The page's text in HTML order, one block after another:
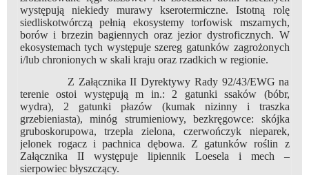
występują niekiedy murawy kserotermiczne. Istotną rolę
siedliskotwórczą pełnią ekosystemy torfowisk mszarnych,
borów i brzezin bagiennych oraz jezior dystroficznych. W
ekosystemach tych występuje szereg gatunków zagrożonych
i/lub chronionych w skali kraju oraz rzadkich w regionie.
Z Załącznika II Dyrektywy Rady 92/43/EWG na
terenie ostoi występują m in.: 2 gatunki ssaków (bóbr,
wydra), 2 gatunki płazów (kumak nizinny i traszka
grzebieniasta), minóg strumieniowy, bezkręgowce: skójka
gruboskorupowa, trzepla zielona, czerwończyk nieparek,
jelonek rogacz i pachnica dębowa. Z gatunków roślin z
Załącznika II występuje lipiennik Loesela i mech –
sierpowiec błyszczący.